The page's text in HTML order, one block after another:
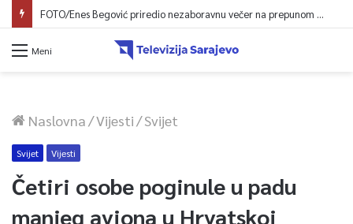
FOTO/Enes Begović priredio nezaboravnu večer na prepunom trgu na Ilidži
Meni
Naslovna/Vijesti/Svijet
Svijet Vijesti
Četiri osobe poginule u padu
manjeg aviona u Hrvatskoj